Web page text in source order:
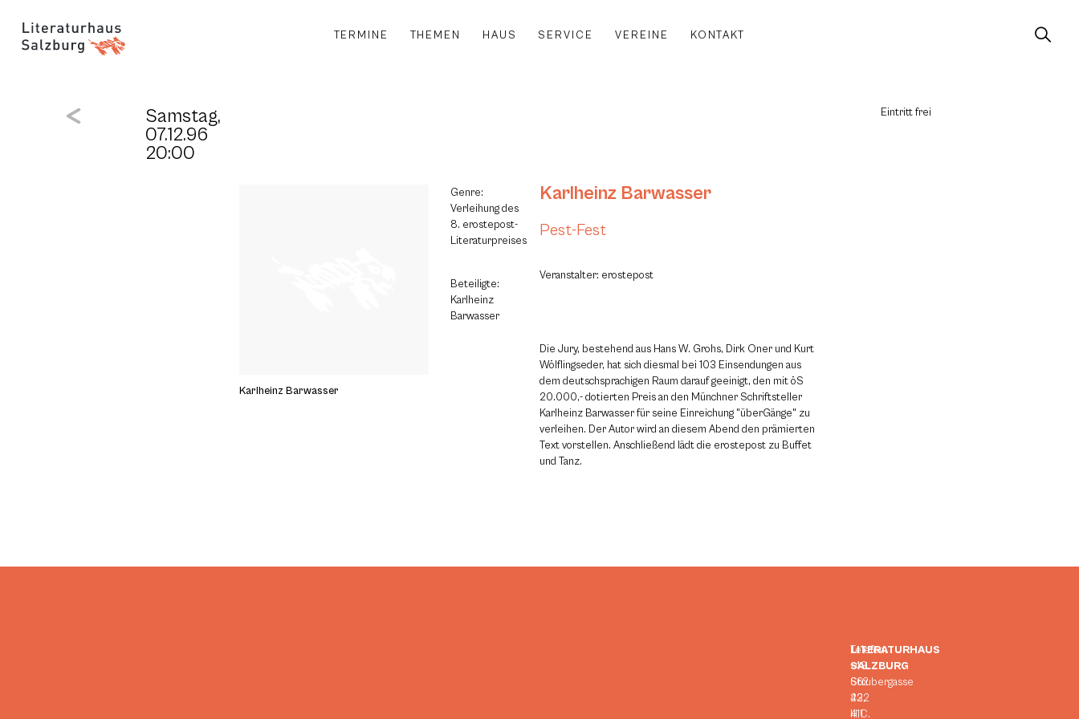
TERMINE THEMEN HAUS SERVICE VEREINE KONTAKT
Samstag,
07.12.96
20:00
Eintritt frei
Karlheinz Barwasser
Genre:
Verleihung des
8. erostepost-
Literaturpreises
Beteiligte:
Karlheinz
Barwasser
Karlheinz Barwasser
Pest-Fest
Veranstalter: erostepost
Die Jury, bestehend aus Hans W. Grohs, Dirk Oner und Kurt
Wölflingseder, hat sich diesmal bei 103 Einsendungen aus
dem deutschsprachigen Raum darauf geeinigt, den mit öS
20.000,- dotierten Preis an den Münchner Schriftsteller
Karlheinz Barwasser für seine Einreichung "überGänge" zu
verleihen. Der Autor wird an diesem Abend den prämierten
Text vorstellen. Anschließend lädt die erostepost zu Buffet
und Tanz.
LITERATURHAUS
SALZBURG
Strubergasse
23,
H.C.
Telefon:
+43
662
422
411